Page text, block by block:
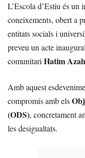
L’Escola d’Estiu és
coneixements, obert a
entitats socials i
preveu un acte
comunitari Hatim
Amb aquest
compromís amb els
(ODS), concretament
les desigualtats.